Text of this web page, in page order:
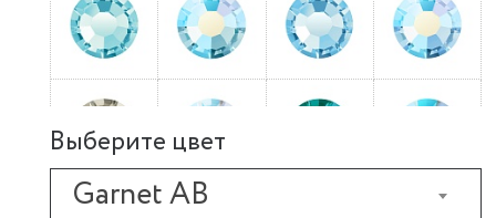
Выберите цвет
Garnet AB